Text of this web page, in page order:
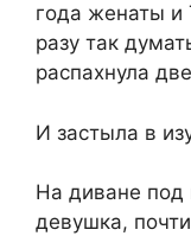
года женаты и
разу так
распахнула
И застыла в
На диване под
девушка,